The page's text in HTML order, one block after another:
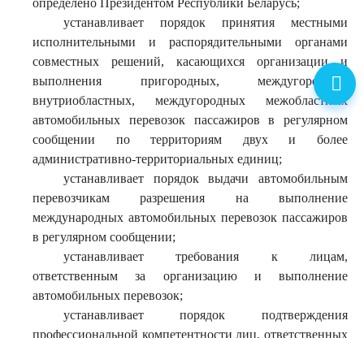
определено Президентом Республики Беларусь;
устанавливает порядок принятия местными
исполнительными и распорядительными органами
совместных решений, касающихся организации и
выполнения пригородных, междугородных
внутриобластных, междугородных межобластных
автомобильных перевозок пассажиров в регулярном
сообщении по территориям двух и более
административно-территориальных единиц;
устанавливает порядок выдачи автомобильным
перевозчикам разрешения на выполнение
международных автомобильных перевозок пассажиров
в регулярном сообщении;
устанавливает требования к лицам,
ответственным за организацию и выполнение
автомобильных перевозок;
устанавливает порядок подтверждения
профессиональной компетентности лиц, ответственных